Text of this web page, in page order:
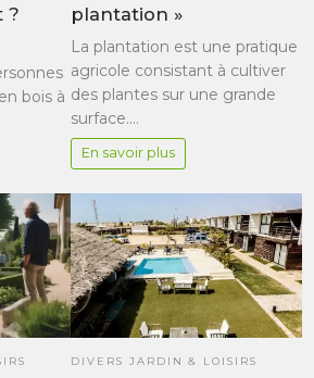
?
bois à
plantation »
La plantation est une pratique
agricole consistant à cultiver
des plantes sur une grande
surface.…
En savoir plus
DIVERS JARDIN & LOISIRS